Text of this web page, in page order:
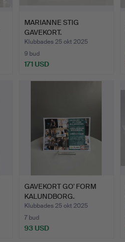
MARIANNE STIG
GAVEKORT.
Välgörenhetsauktio…
Klubbades 25 okt 2025
9 bud
171 USD
GAVEKORT GO' FORM
KALUNDBORG.
Välgörenhets…
Klubbades 25 okt 2025
7 bud
93 USD